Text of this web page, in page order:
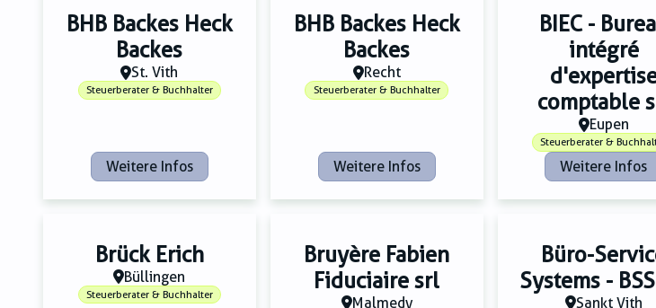
BHB Backes Heck
Backes
St. Vith
Steuerberater & Buchhalter
Weitere Infos
BHB Backes Heck
Backes
Recht
Steuerberater & Buchhalter
Weitere Infos
BIEC -
intégré
comptable
Eupen
Steuerberater &
Weitere Infos
Brück Erich
Büllingen
Steuerberater & Buchhalter
Bruyère Fabien
Fiduciaire srl
Malmedy
Büro-
Systems -
Sankt Vith